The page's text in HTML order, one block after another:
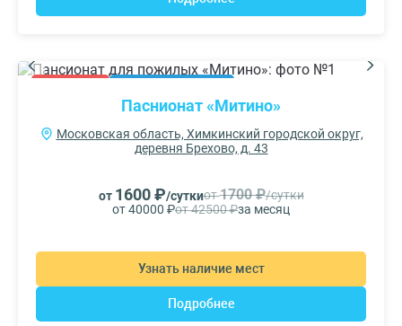
Паснионат «Митино»
Московская область, Химкинский городской округ,
деревня Брехово, д. 43
от 1600 ₽/суткиот1700 ₽/сутки
от 40000 ₽от 42500 ₽за месяц
Узнать наличие мест
Подробнее